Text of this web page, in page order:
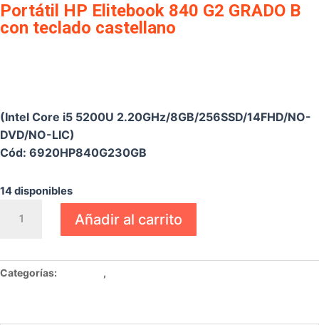
Portátil HP Elitebook 840 G2 GRADO B
con teclado castellano
(Intel Core i5 5200U 2.20GHz/8GB/256SSD/14FHD/NO-
DVD/NO-LIC)
Cód: 6920HP840G230GB
14 disponibles
840
G2
Añadir al carrito
Categorías: ,